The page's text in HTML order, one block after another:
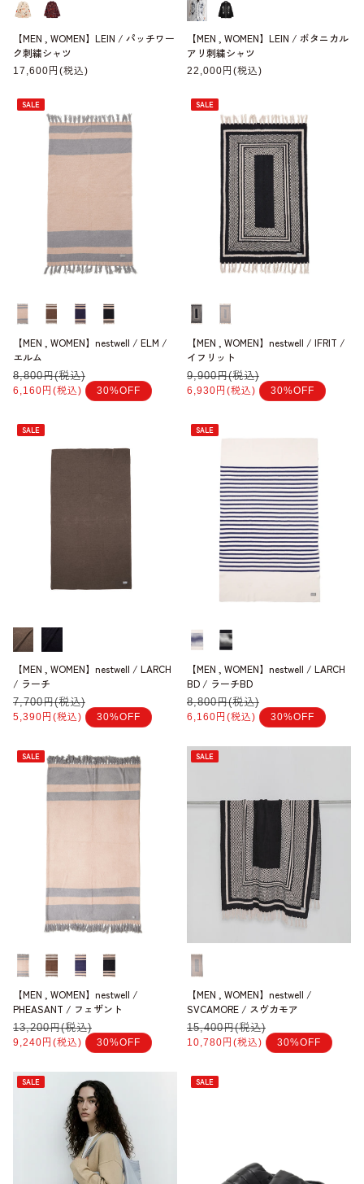
【MEN , WOMEN】LEIN / パッチワー
ク刺繍シャツ
通
格
17,600円(税込)
【MEN , WOMEN】LEIN / ボタニカル
アリ刺繍シャツ
通
格
22,000円(税込)
SALE
【MEN , WOMEN】nestwell / ELM /
エルム
通
常
価
8,800円(税込)
ー
ル
価
6,160円(税込) 30%OFF
SALE
【MEN , WOMEN】nestwell / IFRIT /
イフリット
通
常
価
9,900円(税込)
ー
ル
価
6,930円(税込) 30%OFF
SALE
【MEN , WOMEN】nestwell / LARCH
/ ラーチ
通
常
価
7,700円(税込)
ー
ル
価
5,390円(税込) 30%OFF
SALE
【MEN , WOMEN】nestwell / LARCH
BD / ラーチBD
通
常
価
8,800円(税込)
ー
ル
価
6,160円(税込) 30%OFF
SALE
【MEN , WOMEN】nestwell /
PHEASANT / フェザント
通
常
価
13,200円(税込)
ー
ル
価
9,240円(税込) 30%OFF
SALE
【MEN , WOMEN】nestwell /
SVCAMORE / スヴカモア
通
常
価
15,400円(税込)
ー
ル
価
10,780円(税込) 30%OFF
SALE SALE